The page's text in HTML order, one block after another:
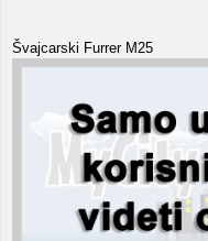
Švajcarski Furrer M25